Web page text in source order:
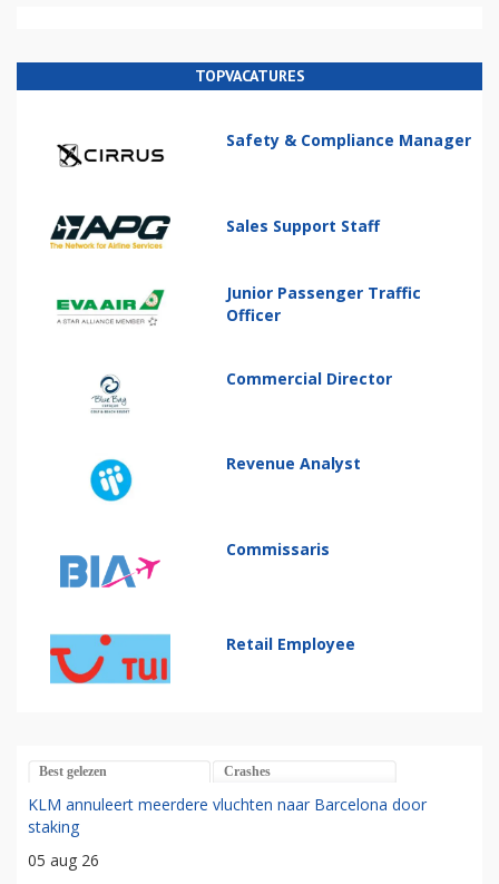
TOPVACATURES
Safety & Compliance Manager
Sales Support Staff
Junior Passenger Traffic
Officer
Commercial Director
Revenue Analyst
Commissaris
Retail Employee
Best gelezen Crashes
KLM annuleert meerdere vluchten naar Barcelona door
staking
05 aug 26